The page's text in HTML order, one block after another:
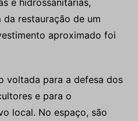
e hidrossanitárias,
da restauração de um
aproximado foi
voltada para a defesa dos
e para o
local. No espaço, são